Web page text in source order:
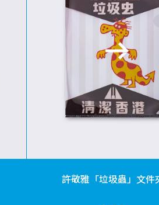
許敬雅「垃圾蟲」文件